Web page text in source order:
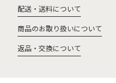
配送・送料について
商品のお取り扱いについて
返品・交換について